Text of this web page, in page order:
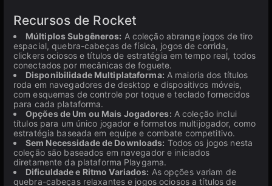
Recursos de Rocket
Múltiplos Subgêneros: A coleção abrange jogos de tiro
espacial, quebra-cabeças de física, jogos de corrida,
clickers ociosos e títulos de estratégia em tempo real, todos
conectados por mecânicas de foguete.
Disponibilidade Multiplataforma: A maioria dos títulos
roda em navegadores de desktop e dispositivos móveis,
com esquemas de controle por toque e teclado fornecidos
para cada plataforma.
Opções de Um ou Mais Jogadores: A coleção inclui
títulos para um único jogador e formatos multijogador, como
estratégia baseada em equipe e combate competitivo.
Sem Necessidade de Downloads: Todos os jogos nesta
coleção são baseados em navegador e iniciados
diretamente da plataforma Playgama.
Dificuldade e Ritmo Variados: As opções variam de
quebra-cabeças relaxantes e jogos ociosos a títulos de